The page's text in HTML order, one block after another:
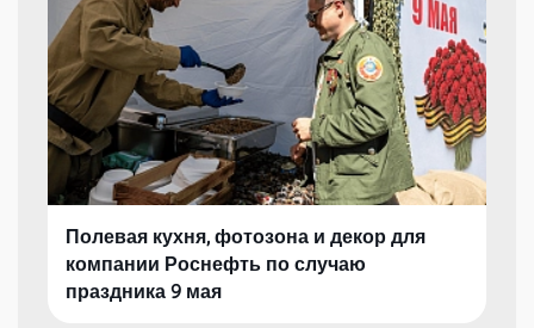
Полевая кухня, фотозона и декор для
компании Роснефть по случаю
праздника 9 мая